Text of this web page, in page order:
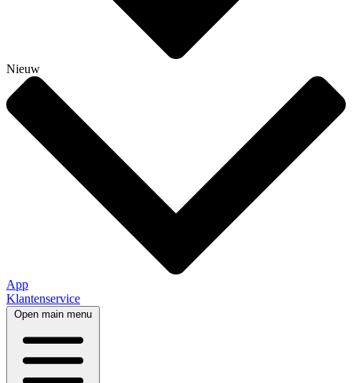
Nieuw
App
Klantenservice
Open main menu